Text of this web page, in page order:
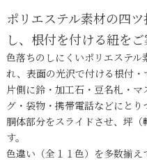
ポリエステル素材の四
し、根付を付ける紐をご
色落ちのしにくいポリエステ
れ、表面の光沢で付ける根付・
片側に鈴・加工石・豆名札・
グ・袋物・携帯電話などにとり
胴体部分をスライドさせ、坪
す。
色違い（全１１色）を多数揃え